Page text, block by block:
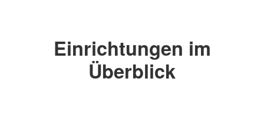
Einrichtungen im
Überblick